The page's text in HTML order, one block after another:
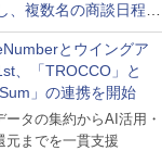
、複数名の商談日程調
率化
とウイングア
、「TROCCO」と
」の連携を開始
ータの集約からAI活用・
元までを一貫支援